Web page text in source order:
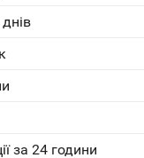
за 24 години